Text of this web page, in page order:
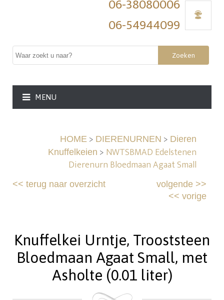
06-38080006
06-54944099
Zoeken
MENU
HOME> DIERENURNEN > Dieren
Knuffelkeien > NWTSBMAD Edelstenen
Dierenurn Bloedmaan Agaat Small
<<terug naar overzicht volgende>>
<< vorige
Knuffelkei Urntje, Trooststeen
Bloedmaan Agaat Small, met
Asholte (0.01 liter)